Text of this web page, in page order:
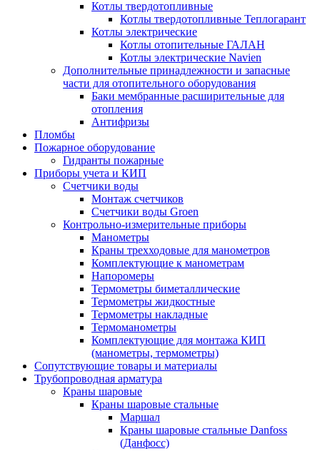
Котлы твердотопливные
Котлы твердотопливные Теплогарант
Котлы электрические
Котлы отопительные ГАЛАН
Котлы электрические Navien
Дополнительные принадлежности и запасные
части для отопительного оборудования
Баки мембранные расширительные для
отопления
Антифризы
Пломбы
Пожарное оборудование
Гидранты пожарные
Приборы учета и КИП
Счетчики воды
Монтаж счетчиков
Счетчики воды Groen
Контрольно-измерительные приборы
Манометры
Краны трехходовые для манометров
Комплектующие к манометрам
Напоромеры
Термометры биметаллические
Термометры жидкостные
Термометры накладные
Термоманометры
Комплектующие для монтажа КИП
(манометры, термометры)
Сопутствующие товары и материалы
Трубопроводная арматура
Краны шаровые
Краны шаровые стальные
Маршал
Краны шаровые стальные Danfoss
(Данфосс)